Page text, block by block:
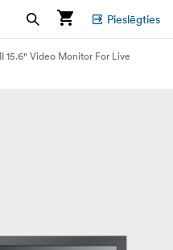
Pieslēgties
15.6" Video Monitor For Live